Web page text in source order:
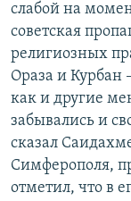
слабой на
советская
религиозных
Ораза и Курбан
как и другие
забывались и
сказал
Симферополя,
отметил, что в